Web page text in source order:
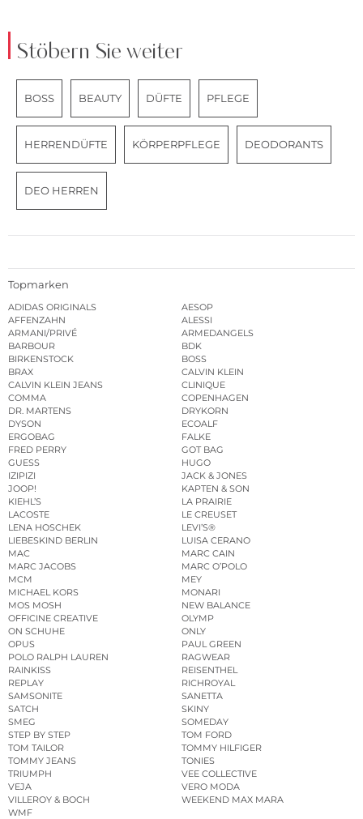
Stöbern Sie weiter
BOSS BEAUTY DÜFTE PFLEGE
HERRENDÜFTE KÖRPERPFLEGE DEODORANTS
DEO HERREN
Topmarken
ADIDAS ORIGINALS
AESOP
AFFENZAHN
ALESSI
ARMANI/PRIVÉ
ARMEDANGELS
BARBOUR
BDK
BIRKENSTOCK
BOSS
BRAX
CALVIN KLEIN
CALVIN KLEIN JEANS
CLINIQUE
COMMA
COPENHAGEN
DR. MARTENS
DRYKORN
DYSON
ECOALF
ERGOBAG
FALKE
FRED PERRY
GOT BAG
GUESS
HUGO
IZIPIZI
JACK & JONES
JOOP!
KAPTEN & SON
KIEHL’S
LA PRAIRIE
LACOSTE
LE CREUSET
LENA HOSCHEK
LEVI’S®
LIEBESKIND BERLIN
LUISA CERANO
MAC
MARC CAIN
MARC JACOBS
MARC O’POLO
MCM
MEY
MICHAEL KORS
MONARI
MOS MOSH
NEW BALANCE
OFFICINE CREATIVE
OLYMP
ON SCHUHE
ONLY
OPUS
PAUL GREEN
POLO RALPH LAUREN
RAGWEAR
RAINKISS
REISENTHEL
REPLAY
RICHROYAL
SAMSONITE
SANETTA
SATCH
SKINY
SMEG
SOMEDAY
STEP BY STEP
TOM FORD
TOM TAILOR
TOMMY HILFIGER
TOMMY JEANS
TONIES
TRIUMPH
VEE COLLECTIVE
VEJA
VERO MODA
VILLEROY & BOCH
WEEKEND MAX MARA
WMF